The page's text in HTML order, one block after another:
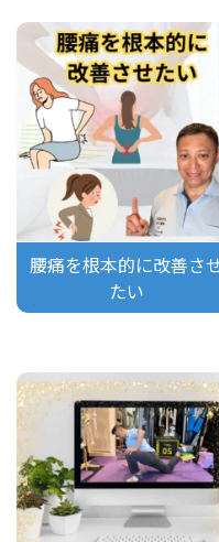
腰痛を根本的に改善さ
たい